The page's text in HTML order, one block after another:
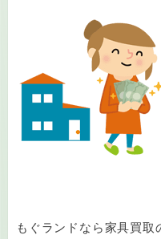
もぐランドなら家具買